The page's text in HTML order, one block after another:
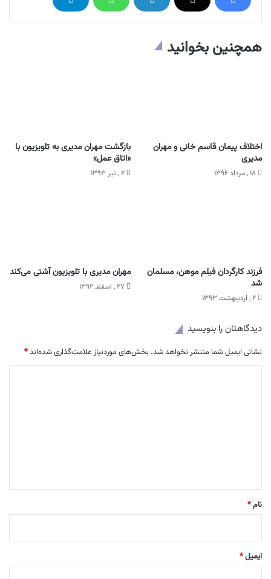
همچنین بخوانید
اختلاف پیمان قاسم خانی و مهران
مدیری
۱۸ , مرداد ۱۳۹۶
بازگشت مهران مدیری به تلویزیون با
«اتاق عمل»
۲ , تیر ۱۳۹۳
فرزند کارگردان فیلم موهن، مسلمان
شد
۲ , اردیبهشت ۱۳۹۳
مهران مدیری با تلویزیون آشتی می‌کند
۲۷ , اسفند ۱۳۹۲
دیدگاهتان را بنویسید
نشانی ایمیل شما منتشر نخواهد شد. بخش‌های موردنیاز علامت‌گذاری شده‌اند*
نام*
ایمیل*